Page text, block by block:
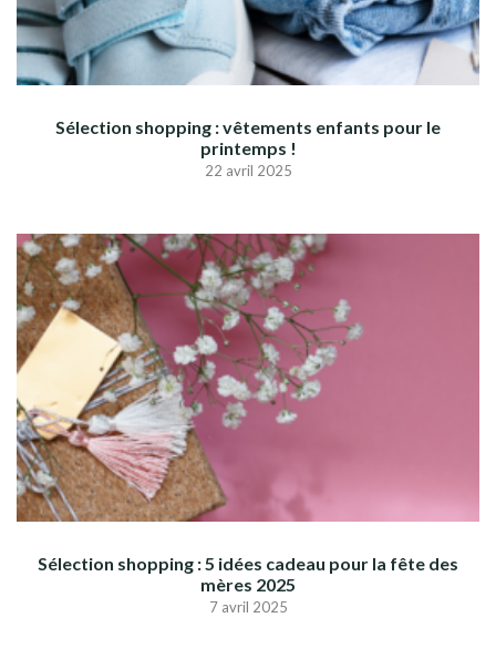
Sélection shopping : vêtements enfants pour le
printemps !
22 avril 2025
Sélection shopping : 5 idées cadeau pour la fête des
mères 2025
7 avril 2025